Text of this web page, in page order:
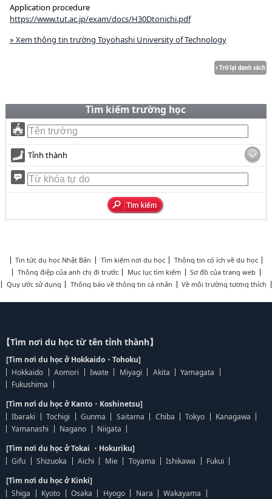
Application procedure
https://www.tut.ac.jp/exam/docs/H30Dtonichi.pdf
» Xem thông tin trường Toyohashi University of Technology
Tìm kiếm trường học
Tỉnh thành
Tin tức du học Nhật Bản Tìm kiếm nơi du học
Thông tin có ích về du học
Thông điệp của anh chị đi trước
Mục lục tìm kiếm
Sơ đồ của trang web
Quy ước sử dụng
Thông báo về thông tin cá nhân Về môi trường tương thích
【Tìm nơi du học từ tên tỉnh thành】
[Tìm nơi du học ở Hokkaido・Tohoku]
Hokkaido
Aomori Iwate Miyagi Akita
Yamagata
Fukushima
[Tìm nơi du học ở Kanto・Koshinetsu]
Ibaraki
Tochigi Gunma Saitama Chiba Tokyo
Kanagawa
Yamanashi
Nagano
Niigata
[Tìm nơi du học ở Tokai ・Hokuriku]
Gifu
Shizuoka Aichi Mie Toyama Ishikawa
Fukui
[Tìm nơi du học ở Kinki]
Shiga
Kyoto Osaka Hyogo Nara
Wakayama